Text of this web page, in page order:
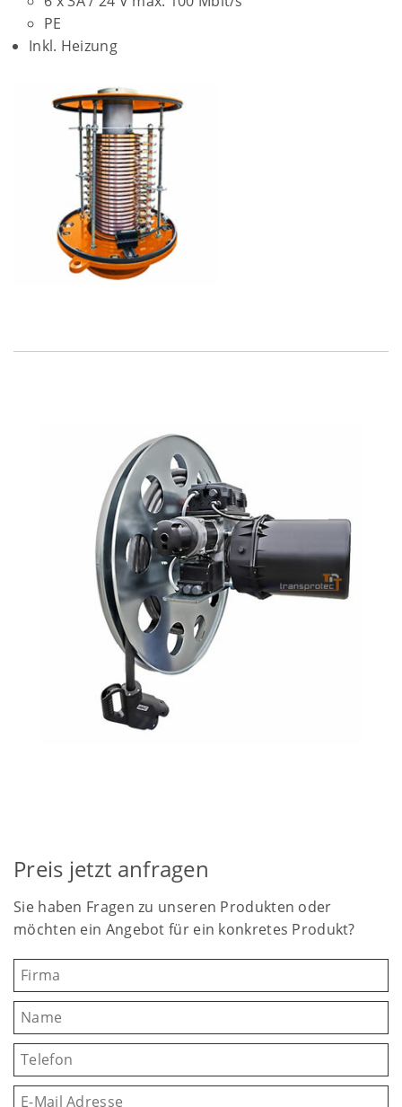
PE
Inkl. Heizung
Preis jetzt anfragen
Sie haben Fragen zu unseren Produkten oder
möchten ein Angebot für ein konkretes Produkt?